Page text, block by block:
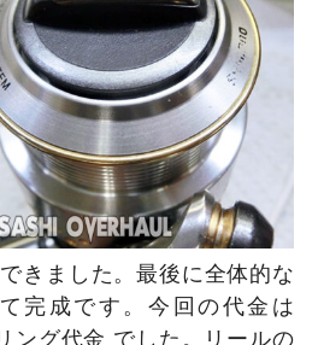
きました。最後に全体的な
完成です。今回の代金は
ング代金 でした。リールの